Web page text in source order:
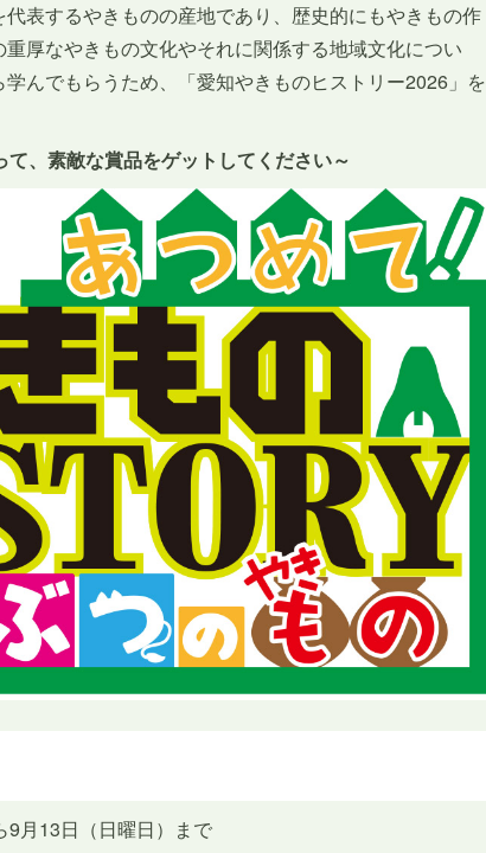
表するやきものの産地であり、歴史的にもやきもの作
厚なやきもの文化やそれに関係する地域文化につい
んでもらうため、「愛知やきものヒストリー2026」を
、素敵な賞品をゲットしてください～
9月13日（日曜日）まで